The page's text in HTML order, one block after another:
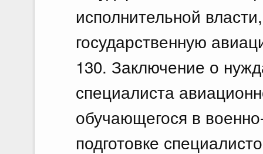
исполнительной
государственную
130. Заключение о
специалиста
обучающегося в
подготовке